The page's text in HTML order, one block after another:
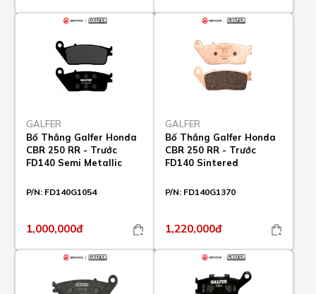
GALFER
Bố Thắng Galfer Honda
CBR 250 RR - Trước
FD140 Semi Metallic
P/N: FD140G1054
1,000,000đ
GALFER
Bố Thắng Galfer Honda
CBR 250 RR - Trước
FD140 Sintered
P/N: FD140G1370
1,220,000đ